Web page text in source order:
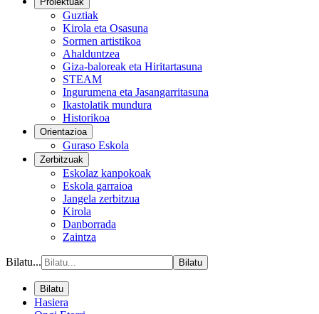
Guztiak
Kirola eta Osasuna
Sormen artistikoa
Ahalduntzea
Giza-baloreak eta Hiritartasuna
STEAM
Ingurumena eta Jasangarritasuna
Ikastolatik mundura
Historikoa
Orientazioa
Guraso Eskola
Zerbitzuak
Eskolaz kanpokoak
Eskola garraioa
Jangela zerbitzua
Kirola
Danborrada
Zaintza
Bilatu... Bilatu
Bilatu
Hasiera